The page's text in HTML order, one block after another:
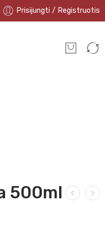
Prisijungti / Registruotis
500ml